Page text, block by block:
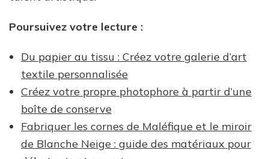
Poursuivez votre lecture :
Du papier au tissu : Créez votre galerie d’art
textile personnalisée
Créez votre propre photophore à partir d’une
boîte de conserve
Fabriquer les cornes de Maléfique et le miroir
de Blanche Neige : guide des matériaux pour